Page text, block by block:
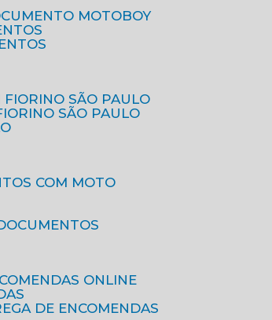
MOTOBOY
FIORINO SÃO PAULO
SÃO PAULO
COM MOTO
ONLINE
DE ENCOMENDAS